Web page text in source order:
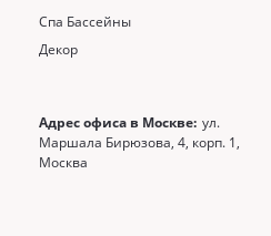
Спа Бассейны
Декор
Адрес офиса в Москве: ул.
Маршала Бирюзова, 4, корп. 1,
Москва